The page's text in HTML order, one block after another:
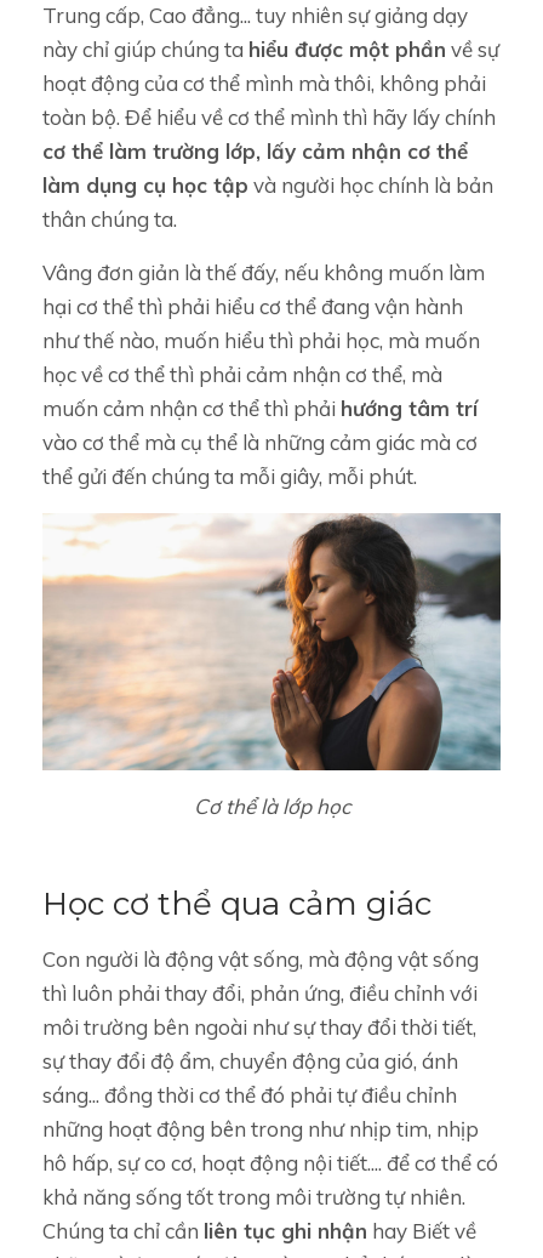
Trung cấp, Cao đẳng... tuy nhiên sự giảng dạy
này chỉ giúp chúng ta hiểu được một phần về sự
hoạt động của cơ thể mình mà thôi, không phải
toàn bộ. Để hiểu về cơ thể mình thì hãy lấy chính
cơ thể làm trường lớp, lấy cảm nhận cơ thể
làm dụng cụ học tập và người học chính là bản
thân chúng ta.
Vâng đơn giản là thế đấy, nếu không muốn làm
hại cơ thể thì phải hiểu cơ thể đang vận hành
như thế nào, muốn hiểu thì phải học, mà muốn
học về cơ thể thì phải cảm nhận cơ thể, mà
muốn cảm nhận cơ thể thì phải hướng tâm trí
vào cơ thể mà cụ thể là những cảm giác mà cơ
thể gửi đến chúng ta mỗi giây, mỗi phút.
Cơ thể là lớp học
Học cơ thể qua cảm giác
Con người là động vật sống, mà động vật sống
thì luôn phải thay đổi, phản ứng, điều chỉnh với
môi trường bên ngoài như sự thay đổi thời tiết,
sự thay đổi độ ẩm, chuyển động của gió, ánh
sáng... đồng thời cơ thể đó phải tự điều chỉnh
những hoạt động bên trong như nhịp tim, nhịp
hô hấp, sự co cơ, hoạt động nội tiết.... để cơ thể có
khả năng sống tốt trong môi trường tự nhiên.
Chúng ta chỉ cần liên tục ghi nhận hay Biết về